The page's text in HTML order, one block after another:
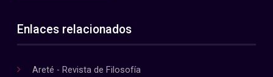
Enlaces relacionados
Areté - Revista de Filosofía